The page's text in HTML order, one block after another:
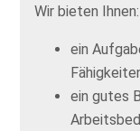
Wir bieten Ihnen:
ein
ein gutes